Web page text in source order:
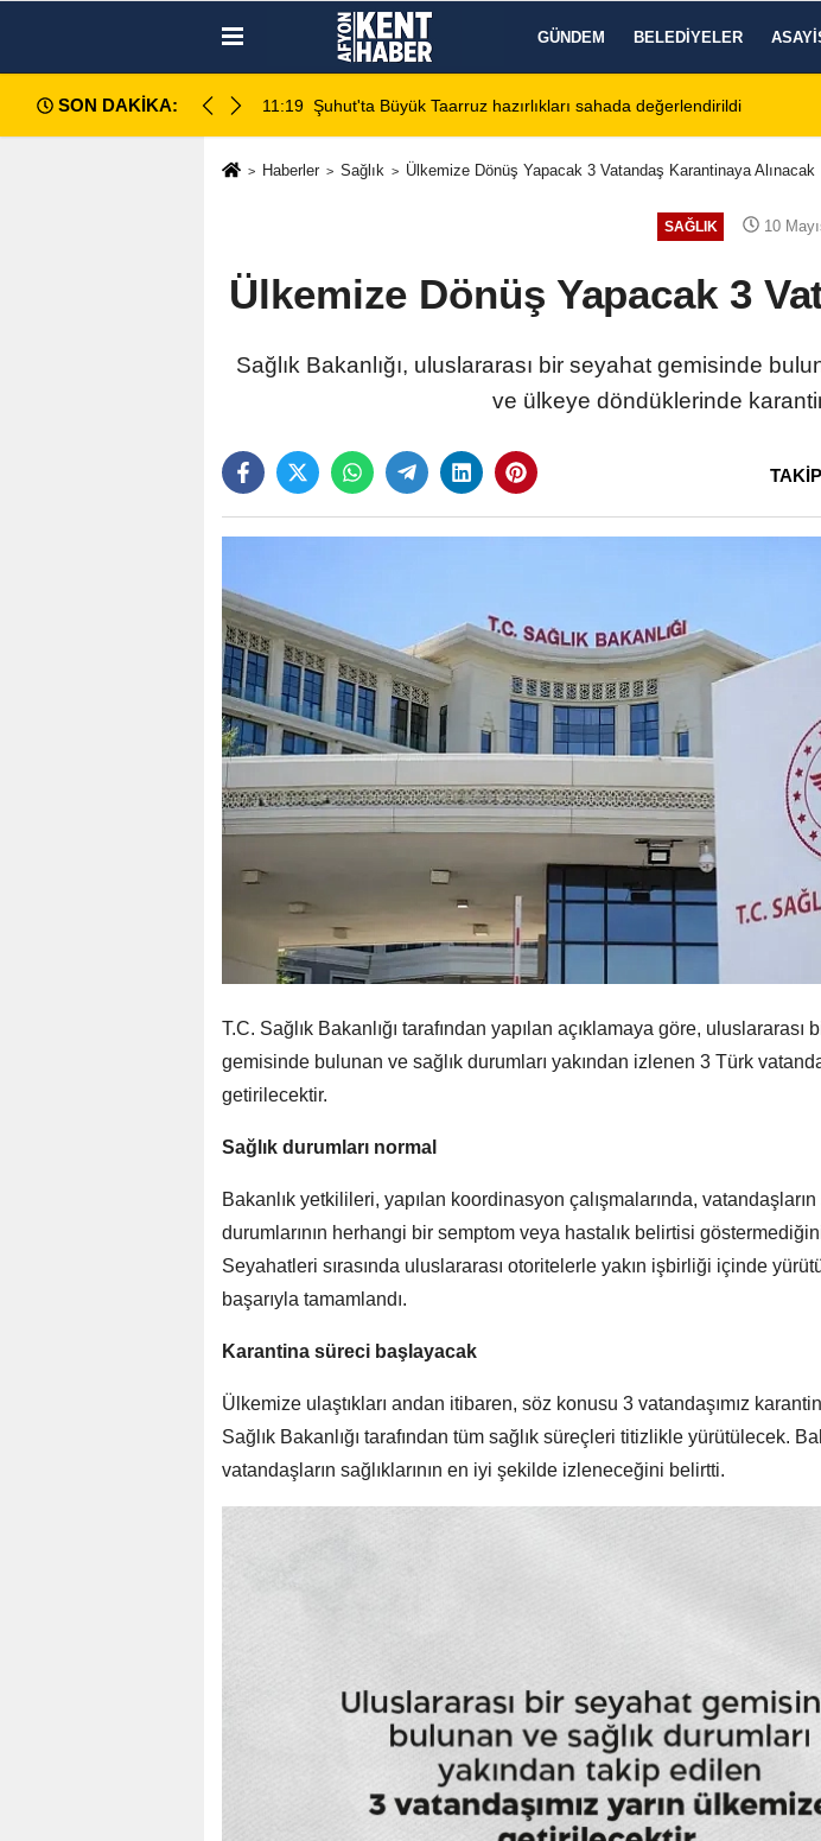
GÜNDEM BELEDIYELER
SON DAKİKA:
değerlendirildi 11:18 Afyon Cenaze İlanları: 7 Ağustos 2026 Cuma Defin Bilgileri Açıklandı
Haberler Sağlık Ülkemize Dönüş Yapacak 3 Vatandaş Karantinaya Alınacak
SAĞLIK 10
Ülkemize Dönüş Yapacak 3
Sağlık Bakanlığı, uluslararası bir seyahat gemisinde
ve ülkeye döndüklerinde
T.C. Sağlık Bakanlığı tarafından yapılan açıklamaya göre, uluslararası
gemisinde bulunan ve sağlık durumları yakından izlenen 3 Türk
getirilecektir.
Sağlık durumları normal
Bakanlık yetkilileri, yapılan koordinasyon çalışmalarında, vatandaşların
durumlarının herhangi bir semptom veya hastalık belirtisi
Seyahatleri sırasında uluslararası otoritelerle yakın işbirliği içinde
başarıyla tamamlandı.
Karantina süreci başlayacak
Ülkemize ulaştıkları andan itibaren, söz konusu 3 vatandaşımız
Sağlık Bakanlığı tarafından tüm sağlık süreçleri titizlikle yürütülecek.
vatandaşların sağlıklarının en iyi şekilde izleneceğini belirtti.